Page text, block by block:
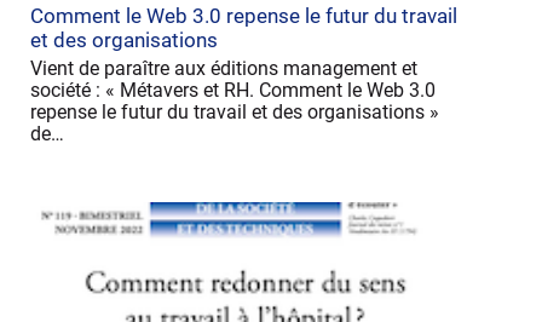
Comment le Web 3.0 repense le futur du travail
et des organisations
Vient de paraître aux éditions management et
société : « Métavers et RH. Comment le Web 3.0
repense le futur du travail et des organisations »
de…